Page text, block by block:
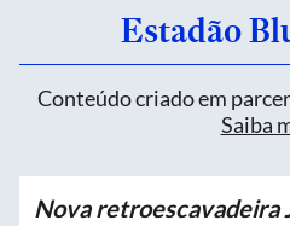
Estadão
Conteúdo criado em
Saiba
Nova retroescavadeira